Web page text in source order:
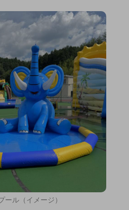
ール（イメージ）